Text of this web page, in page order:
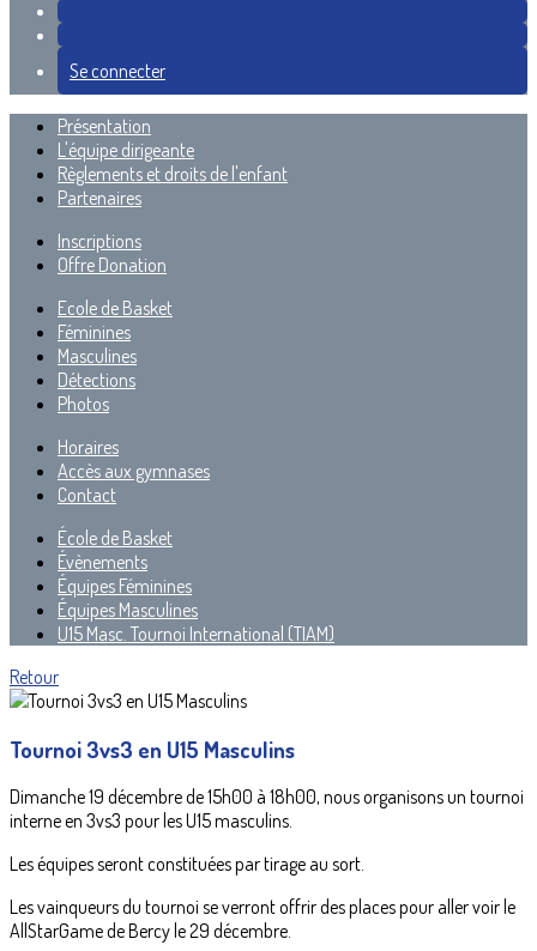
Se connecter
Présentation
L'équipe dirigeante
Règlements et droits de l'enfant
Partenaires
Inscriptions
Offre Donation
Ecole de Basket
Féminines
Masculines
Détections
Photos
Horaires
Accès aux gymnases
Contact
École de Basket
Évènements
Équipes Féminines
Équipes Masculines
U15 Masc. Tournoi International (TIAM)
Retour
Tournoi 3vs3 en U15 Masculins
Dimanche 19 décembre de 15h00 à 18h00, nous organisons un tournoi
interne en 3vs3 pour les U15 masculins.
Les équipes seront constituées par tirage au sort.
Les vainqueurs du tournoi se verront offrir des places pour aller voir le
AllStarGame de Bercy le 29 décembre.